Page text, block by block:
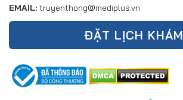
EMAIL: truyenthong@mediplus.vn
ĐẶT LỊCH KHÁM